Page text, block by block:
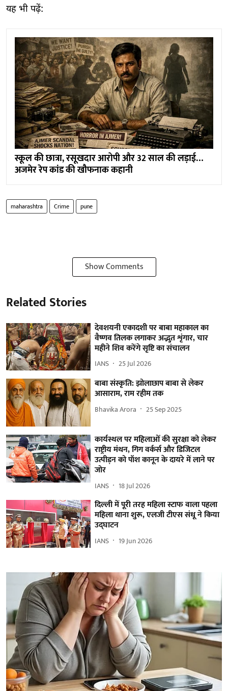
यह भी पढ़ें:
स्कूल की छात्रा, रसूखदार आरोपी और 32 साल की लड़ाई…
अजमेर रेप कांड की खौफनाक कहानी
maharashtra Crime pune
Show Comments
Related Stories
देवशयनी एकादशी पर बाबा महाकाल का
वैष्णव तिलक लगाकर अद्भुत शृंगार, चार
महीने शिव करेंगे सृष्टि का संचालन
IANS 25 Jul 2026
बाबा संस्कृति: झोलाछाप बाबा से लेकर
आसाराम, राम रहीम तक
Bhavika Arora 25 Sep 2025
कार्यस्थल पर महिलाओं की सुरक्षा को लेकर
राष्ट्रीय मंथन, गिग वर्कर्स और डिजिटल
उत्पीड़न को पॉश कानून के दायरे में लाने पर
जोर
IANS 18 Jul 2026
दिल्ली में पूरी तरह महिला स्टाफ वाला पहला
महिला थाना शुरू, एलजी टीएस संधू ने किया
उद्घाटन
IANS 19 Jun 2026